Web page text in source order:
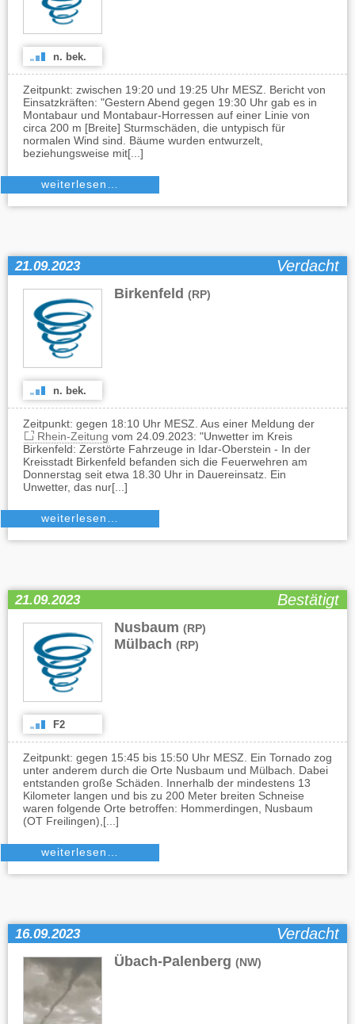
n. bek.
Zeitpunkt: zwischen 19:20 und 19:25 Uhr MESZ. Bericht von
Einsatzkräften: "Gestern Abend gegen 19:30 Uhr gab es in
Montabaur und Montabaur-Horressen auf einer Linie von
circa 200 m [Breite] Sturmschäden, die untypisch für
normalen Wind sind. Bäume wurden entwurzelt,
beziehungsweise mit[...]
weiterlesen…
21.09.2023 Verdacht
Birkenfeld (RP)
n. bek.
Zeitpunkt: gegen 18:10 Uhr MESZ. Aus einer Meldung der
Rhein-Zeitung vom 24.09.2023: "Unwetter im Kreis
Birkenfeld: Zerstörte Fahrzeuge in Idar-Oberstein - In der
Kreisstadt Birkenfeld befanden sich die Feuerwehren am
Donnerstag seit etwa 18.30 Uhr in Dauereinsatz. Ein
Unwetter, das nur[...]
weiterlesen…
21.09.2023 Bestätigt
Nusbaum (RP)
Mülbach (RP)
F2
Zeitpunkt: gegen 15:45 bis 15:50 Uhr MESZ. Ein Tornado zog
unter anderem durch die Orte Nusbaum und Mülbach. Dabei
entstanden große Schäden. Innerhalb der mindestens 13
Kilometer langen und bis zu 200 Meter breiten Schneise
waren folgende Orte betroffen: Hommerdingen, Nusbaum
(OT Freilingen),[...]
weiterlesen…
16.09.2023 Verdacht
Übach-Palenberg (NW)